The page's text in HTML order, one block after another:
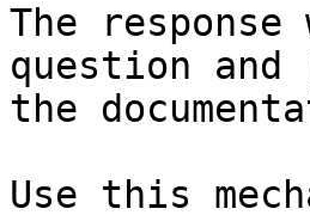
The
question and
the
Use this